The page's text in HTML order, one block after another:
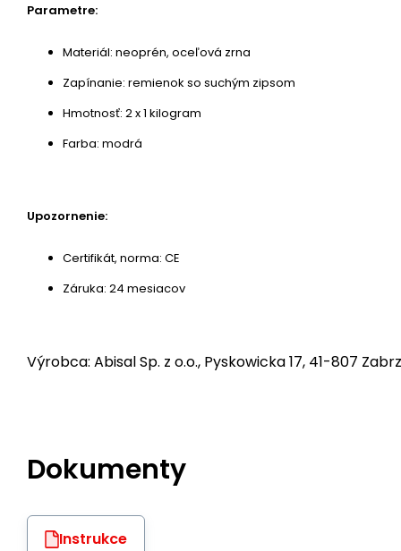
Parametre:
Materiál: neoprén, oceľová zrna
Zapínanie: remienok so suchým zipsom
Hmotnosť: 2 x 1 kilogram
Farba: modrá
Upozornenie:
Certifikát, norma: CE
Záruka: 24 mesiacov
Výrobca: Abisal Sp. z o.o., Pyskowicka 17, 41-807
Dokumenty
Instrukce